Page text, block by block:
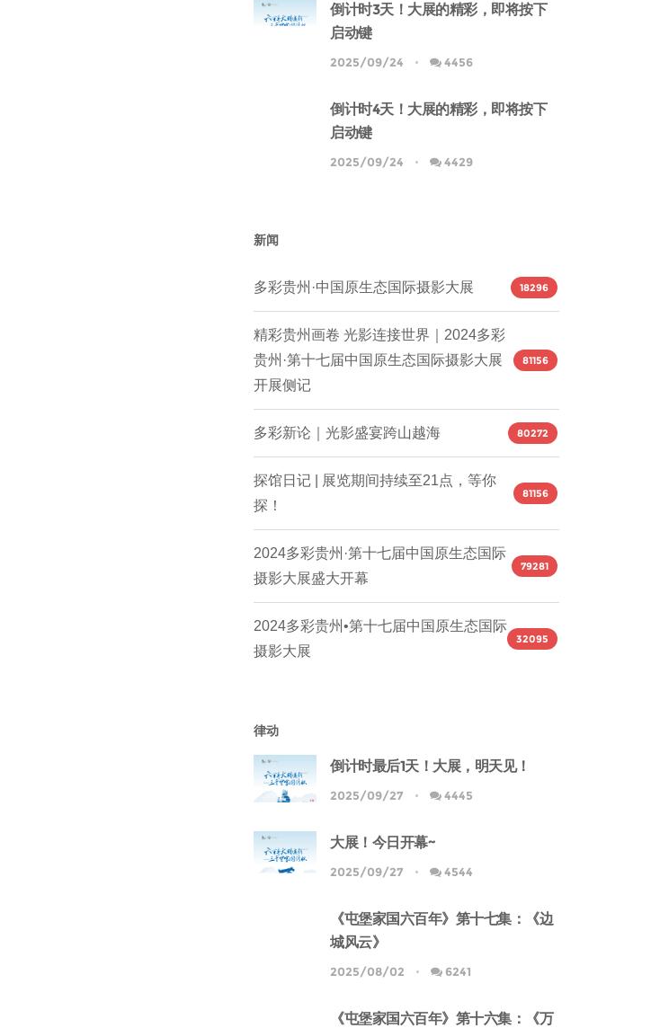
倒计时3天！大展的精彩，即将按下
启动键
2025/09/24 4456
倒计时4天！大展的精彩，即将按下
启动键
2025/09/24 4429
新闻
多彩贵州·中国原生态国际摄影大展 18296
精彩贵州画卷 光影连接世界｜2024多彩
贵州·第十七届中国原生态国际摄影大展
开展侧记
81156
多彩新论｜光影盛宴跨山越海 80272
探馆日记 | 展览期间持续至21点，等你
探！
81156
2024多彩贵州·第十七届中国原生态国际
摄影大展盛大开幕
79281
2024多彩贵州•第十七届中国原生态国际
摄影大展
32095
律动
倒计时最后1天！大展，明天见！
2025/09/27 4445
大展！今日开幕~
2025/09/27 4544
《屯堡家国六百年》第十七集：《边
城风云》
2025/08/02 6241
《屯堡家国六百年》第十六集：《万